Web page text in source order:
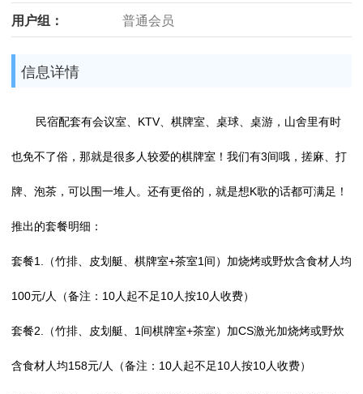
用户组： 普通会员
信息详情
民宿配套有会议室、KTV、棋牌室、桌球、桌游，山舍里有时
也免不了俗，那就是很多人较爱的棋牌室！我们有3间哦，搓麻、打
牌、泡茶，可以围一堆人。还有更俗的，就是想K歌的话都可满足！
推出的套餐明细：
套餐1.（竹排、皮划艇、棋牌室+茶室1间）加烧烤或野炊含食材人均
100元/人（备注：10人起不足10人按10人收费）
套餐2.（竹排、皮划艇、1间棋牌室+茶室）加CS激光加烧烤或野炊
含食材人均158元/人（备注：10人起不足10人按10人收费）